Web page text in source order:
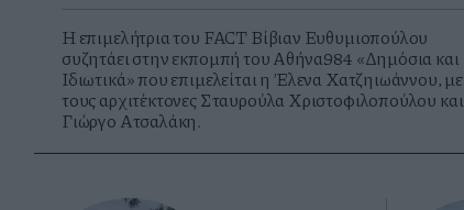
Η επιμελήτρια του FACT Βίβιαν Ευθυμιοπούλου
συζητάει στην εκπομπή του Αθήνα984 «Δημόσια και
Ιδιωτικά» που επιμελείται η Έλενα Χατζηιωάννου, με
τους αρχιτέκτονες Σταυρούλα Χριστοφιλοπούλου και
Γιώργο Ατσαλάκη.